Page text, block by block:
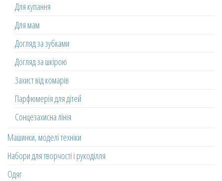
Для купання
Для мам
Догляд за зубками
Догляд за шкірою
Захист від комарів
Парфюмерія для дітей
Сонцезахисна лінія
Машинки, моделі техніки
Набори для творчості і рукоділля
Одяг